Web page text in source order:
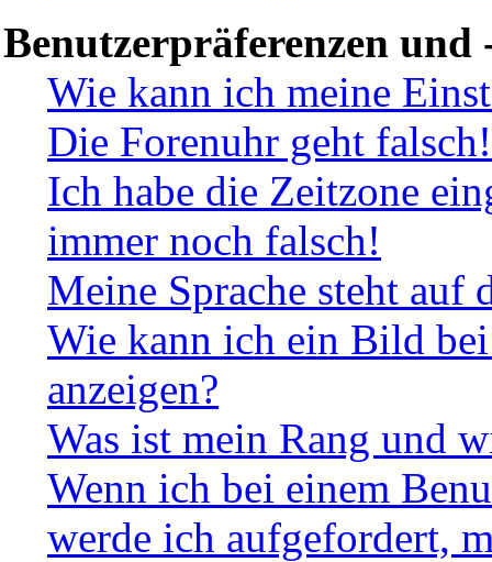
Benutzerpräferenzen und
Wie kann ich meine
Die Forenuhr geht falsch!
Ich habe die Zeitzone
immer noch falsch!
Meine Sprache steht auf
Wie kann ich ein Bild
anzeigen?
Was ist mein Rang und
Wenn ich bei einem
werde ich aufgefordert,